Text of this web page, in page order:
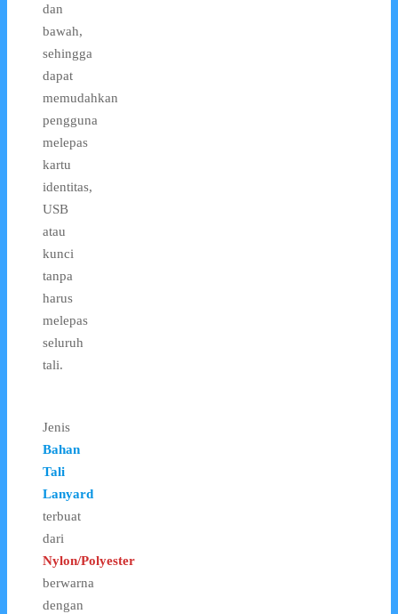
dan
bawah,
sehingga
dapat
memudahkan
pengguna
melepas
kartu
identitas,
USB
atau
kunci
tanpa
harus
melepas
seluruh
tali.
Jenis
Bahan
Tali
Lanyard
terbuat
dari
Nylon/Polyester
berwarna
dengan